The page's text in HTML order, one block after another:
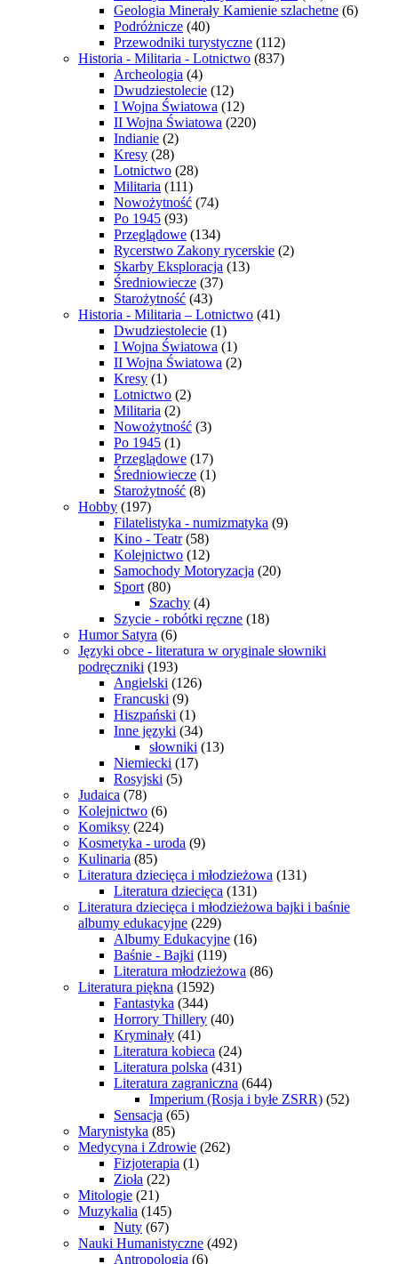
Geologia Minerały Kamienie szlachetne (6)
Podróżnicze (40)
Przewodniki turystyczne (112)
Historia - Militaria - Lotnictwo (837)
Archeologia (4)
Dwudziestolecie (12)
I Wojna Światowa (12)
II Wojna Światowa (220)
Indianie (2)
Kresy (28)
Lotnictwo (28)
Militaria (111)
Nowożytność (74)
Po 1945 (93)
Przeglądowe (134)
Rycerstwo Zakony rycerskie (2)
Skarby Eksploracja (13)
Średniowiecze (37)
Starożytność (43)
Historia - Militaria – Lotnictwo (41)
Dwudziestolecie (1)
I Wojna Światowa (1)
II Wojna Światowa (2)
Kresy (1)
Lotnictwo (2)
Militaria (2)
Nowożytność (3)
Po 1945 (1)
Przeglądowe (17)
Średniowiecze (1)
Starożytność (8)
Hobby (197)
Filatelistyka - numizmatyka (9)
Kino - Teatr (58)
Kolejnictwo (12)
Samochody Motoryzacja (20)
Sport (80)
Szachy (4)
Szycie - robótki ręczne (18)
Humor Satyra (6)
Języki obce - literatura w oryginale słowniki
podręczniki (193)
Angielski (126)
Francuski (9)
Hiszpański (1)
Inne języki (34)
słowniki (13)
Niemiecki (17)
Rosyjski (5)
Judaica (78)
Kolejnictwo (6)
Komiksy (224)
Kosmetyka - uroda (9)
Kulinaria (85)
Literatura dziecięca i młodzieżowa (131)
Literatura dziecięca (131)
Literatura dziecięca i młodzieżowa bajki i baśnie
albumy edukacyjne (229)
Albumy Edukacyjne (16)
Baśnie - Bajki (119)
Literatura młodzieżowa (86)
Literatura piękna (1592)
Fantastyka (344)
Horrory Thillery (40)
Kryminały (41)
Literatura kobieca (24)
Literatura polska (431)
Literatura zagraniczna (644)
Imperium (Rosja i byłe ZSRR) (52)
Sensacja (65)
Marynistyka (85)
Medycyna i Zdrowie (262)
Fizjoterapia (1)
Zioła (22)
Mitologie (21)
Muzykalia (145)
Nuty (67)
Nauki Humanistyczne (492)
Antropologia (6)